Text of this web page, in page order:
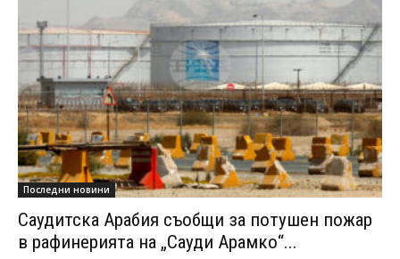
Последни новини
Саудитска Арабия съобщи за потушен пожар
в рафинерията на „Сауди Арамко“...